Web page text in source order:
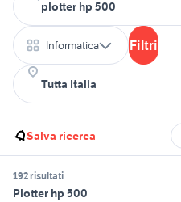
Informatica Filtri
Salva ricerca
192 risultati
Plotter hp 500